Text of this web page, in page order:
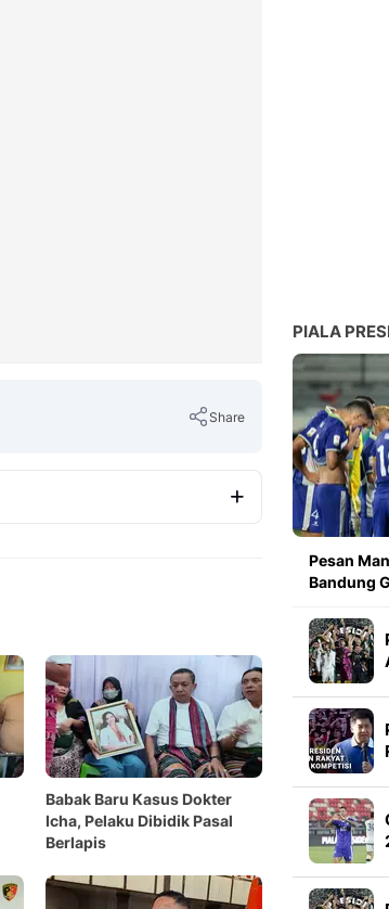
Share
Babak Baru Kasus Dokter
Icha, Pelaku Dibidik Pasal
Berlapis
PIALA
Pesan
Bandung